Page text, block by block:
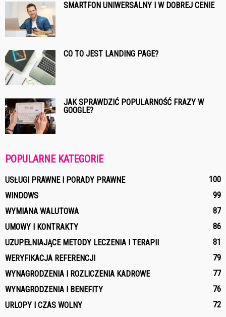
SMARTFON UNIWERSALNY I W DOBREJ CENIE
CO TO JEST LANDING PAGE?
JAK SPRAWDZIĆ POPULARNOŚĆ FRAZY W
GOOGLE?
POPULARNE KATEGORIE
USŁUGI PRAWNE I PORADY PRAWNE
100
WINDOWS
99
WYMIANA WALUTOWA
87
UMOWY I KONTRAKTY
86
UZUPEŁNIAJĄCE METODY LECZENIA I TERAPII
81
WERYFIKACJA REFERENCJI
79
WYNAGRODZENIA I ROZLICZENIA KADROWE
77
WYNAGRODZENIA I BENEFITY
76
URLOPY I CZAS WOLNY
72